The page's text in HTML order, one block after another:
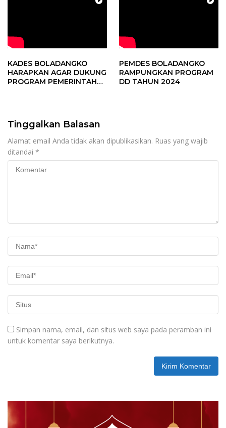
KADES BOLADANGKO
HARAPKAN AGAR DUKUNG
PROGRAM PEMERINTAH
PEMDES BOLADANGKO
RAMPUNGKAN PROGRAM
DD TAHUN 2024
Tinggalkan Balasan
Alamat email Anda tidak akan dipublikasikan. Ruas yang wajib
ditandai *
Simpan nama, email, dan situs web saya pada peramban ini
untuk komentar saya berikutnya.